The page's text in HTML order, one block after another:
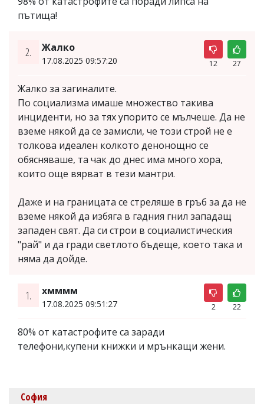
пътища!
2. Жалко
17.08.2025 09:57:20 12 27
Жалко за загиналите.
По социализма имаше множество такива
инциденти, но за тях упорито се мълчеше. Да не
вземе някой да се замисли, че този строй не е
толкова идеален колкото денонощно се
обясняваше, та чак до днес има много хора,
които още вярват в тези мантри.
Даже и на границата се стреляше в гръб за да не
вземе някой да избяга в гадния гнил западащ
западен свят. Да си строи в социалистическия
"рай" и да гради светлото бъдеще, което така и
няма да дойде.
1. хмммм
17.08.2025 09:51:27 2 22
80% от катастрофите са заради
телефони,купени книжки и мрънкащи жени.
София